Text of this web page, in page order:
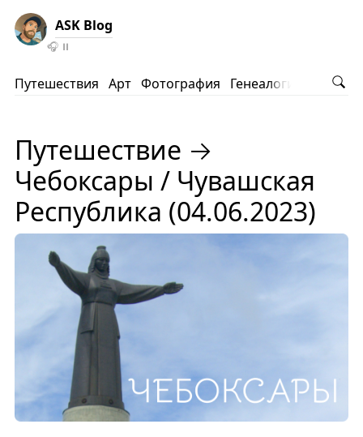
ASK Blog
🎧 ⏸️
Путешествия Арт Фотография Генеалогия АНВ
Путешествие →
Чебоксары / Чувашская
Республика (04.06.2023)